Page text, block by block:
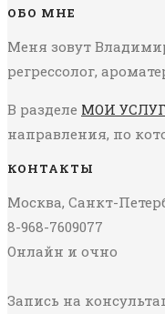
ОБО МНЕ
Меня зовут
регрессолог,
В разделе МОИ
направления, по
КОНТАКТЫ
Москва, Санкт-
8-968-7609077
Онлайн и очно
Запись на